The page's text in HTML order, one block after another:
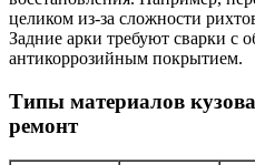
целиком из-за сложности
Задние арки требуют сварки с
антикоррозийным покрытием.
Типы материалов
ремонт